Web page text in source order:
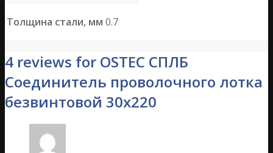
Толщина стали, мм 0.7
4 reviews for OSTEC СПЛБ
Соединитель проволочного лотка
безвинтовой 30х220